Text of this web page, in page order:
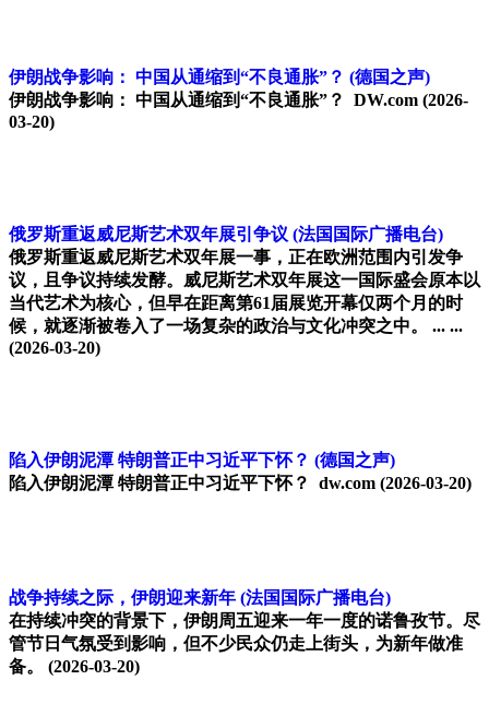
伊朗战争影响： 中国从通缩到“不良通胀”？ (德国之声)
伊朗战争影响： 中国从通缩到“不良通胀”？ DW.com (2026-
03-20)
俄罗斯重返威尼斯艺术双年展引争议 (法国国际广播电台)
俄罗斯重返威尼斯艺术双年展一事，正在欧洲范围内引发争
议，且争议持续发酵。威尼斯艺术双年展这一国际盛会原本以
当代艺术为核心，但早在距离第61届展览开幕仅两个月的时
候，就逐渐被卷入了一场复杂的政治与文化冲突之中。 ... ...
(2026-03-20)
陷入伊朗泥潭 特朗普正中习近平下怀？ (德国之声)
陷入伊朗泥潭 特朗普正中习近平下怀？ dw.com (2026-03-20)
战争持续之际，伊朗迎来新年 (法国国际广播电台)
在持续冲突的背景下，伊朗周五迎来一年一度的诺鲁孜节。尽
管节日气氛受到影响，但不少民众仍走上街头，为新年做准
备。 (2026-03-20)